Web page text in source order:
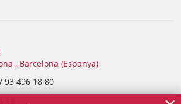
, Barcelona (Espanya)
93 496 18 80